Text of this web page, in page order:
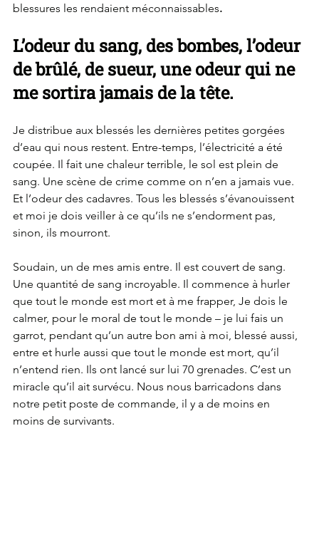
blessures les rendaient méconnaissables.
L’odeur du sang, des bombes, l’odeur
de brûlé, de sueur, une odeur qui ne
me sortira jamais de la tête.
Je distribue aux blessés les dernières petites gorgées
d’eau qui nous restent. Entre-temps, l’électricité a été
coupée. Il fait une chaleur terrible, le sol est plein de
sang. Une scène de crime comme on n’en a jamais vue.
Et l’odeur des cadavres. Tous les blessés s’évanouissent
et moi je dois veiller à ce qu’ils ne s’endorment pas,
sinon, ils mourront.
Soudain, un de mes amis entre. Il est couvert de sang.
Une quantité de sang incroyable. Il commence à hurler
que tout le monde est mort et à me frapper, Je dois le
calmer, pour le moral de tout le monde – je lui fais un
garrot, pendant qu’un autre bon ami à moi, blessé aussi,
entre et hurle aussi que tout le monde est mort, qu’il
n’entend rien. Ils ont lancé sur lui 70 grenades. C’est un
miracle qu’il ait survécu. Nous nous barricadons dans
notre petit poste de commande, il y a de moins en
moins de survivants.